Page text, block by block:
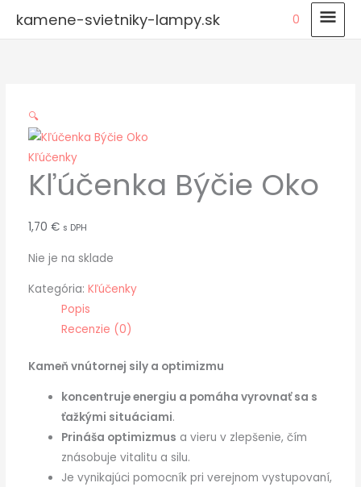
kamene-svietniky-lampy.sk 0
🔍
Kľúčenky
Kľúčenka Býčie Oko
1,70 € s DPH
Nie je na sklade
Kategória: Kľúčenky
Popis
Recenzie (0)
Kameň vnútornej sily a optimizmu
koncentruje energiu a pomáha vyrovnať sa s
ťažkými situáciami.
Prináša optimizmus a vieru v zlepšenie, čím
znásobuje vitalitu a silu.
Je vynikajúci pomocník pri verejnom vystupovaní,